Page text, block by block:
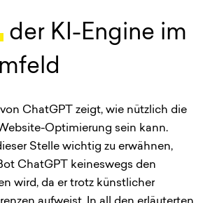
der KI-Engine im
ChatGPT zeigt, wie nützlich die
Optimierung sein kann.
Stelle wichtig zu erwähnen,
ChatGPT keineswegs den
wird, da er trotz künstlicher